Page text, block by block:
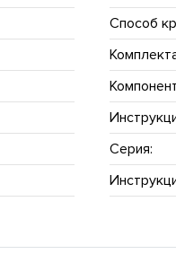
Способ
Серия: